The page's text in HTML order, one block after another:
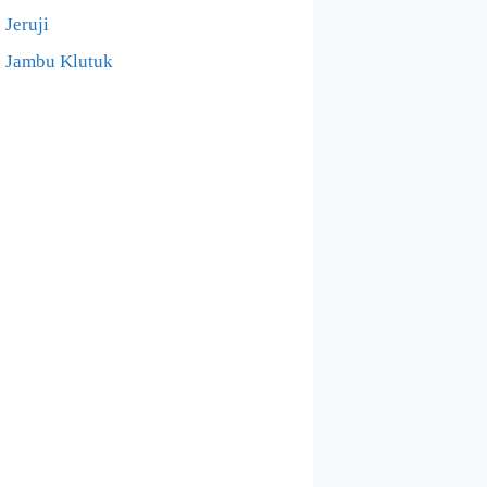
Jeruji
Jambu Klutuk